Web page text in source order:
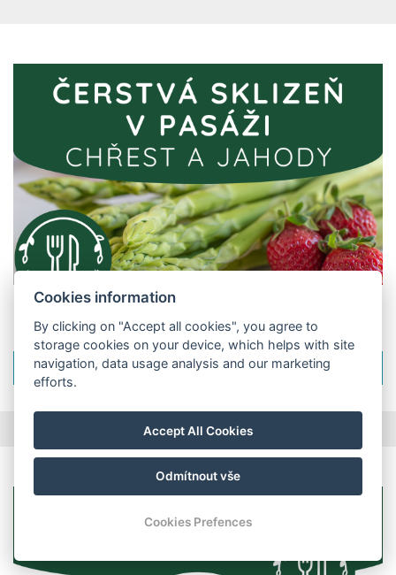
Nová novinka
ANZEIGEN
Cookies information
By clicking on "Accept all cookies", you agree to
storage cookies on your device, which helps with site
navigation, data usage analysis and our marketing
efforts.
Accept All Cookies
Odmítnout vše
Cookies Prefences